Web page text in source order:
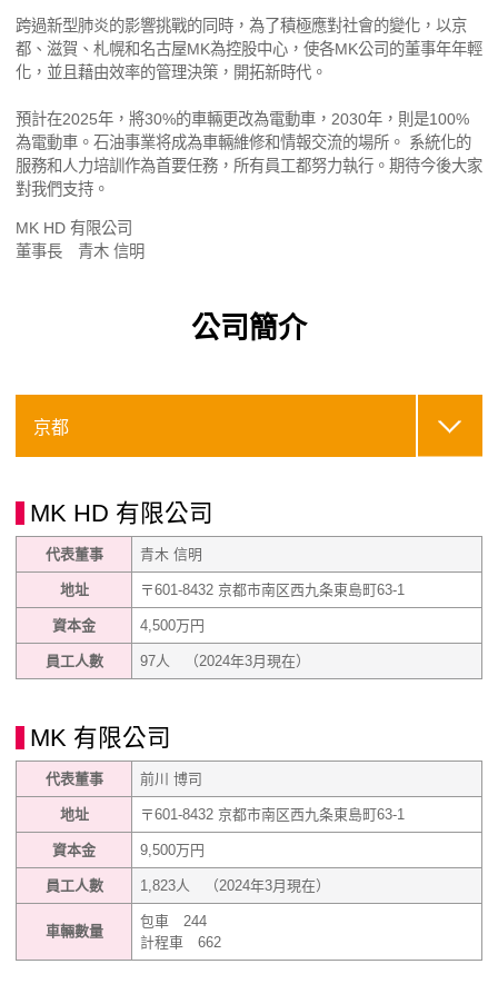
跨過新型肺炎的影響挑戰的同時，為了積極應對社會的變化，以京
都、滋賀、札幌和名古屋MK為控股中心，使各MK公司的董事年年輕
化，並且藉由效率的管理決策，開拓新時代。
預計在2025年，將30%的車輛更改為電動車，2030年，則是100%
為電動車。石油事業将成為車輛維修和情報交流的場所。 系統化的
服務和人力培訓作為首要任務，所有員工都努力執行。期待今後大家
對我們支持。
MK HD 有限公司
董事長 青木 信明
公司簡介
MK HD 有限公司
代表董事 青木 信明
地址 〒601-8432 京都市南区西九条東島町63-1
資本金 4,500万円
員工人數 97人 （2024年3月現在）
MK 有限公司
代表董事 前川 博司
地址 〒601-8432 京都市南区西九条東島町63-1
資本金 9,500万円
員工人數 1,823人 （2024年3月現在）
車輛數量
包車 244
計程車 662